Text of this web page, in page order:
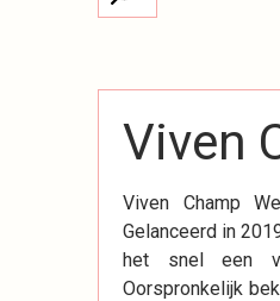
Viven
Viven Champ
Gelanceerd in
het snel een
Oorspronkelijk